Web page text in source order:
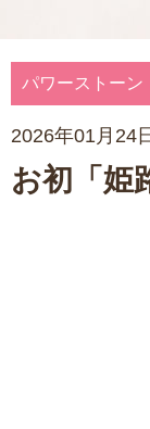
パワーストーン
2026年01月24
お初「姫